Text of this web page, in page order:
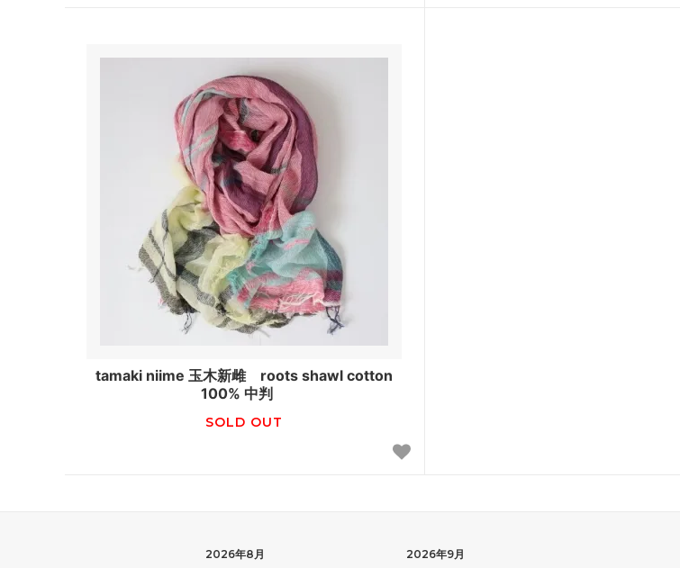
tamaki niime 玉木新雌 roots shawl cotton
100% 中判
SOLD OUT
2026年8月
2026年9月